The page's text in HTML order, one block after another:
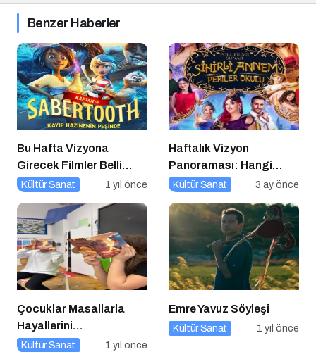
Benzer Haberler
Bu Hafta Vizyona
Girecek Filmler Belli
Oldu: Sinema Keyfi
Başlıyor!
Kültür Sanat 1 yıl önce
Haftalık Vizyon
Panoraması: Hangi
Filmi İzlemeli?
Kültür Sanat 3 ay önce
Çocuklar Masallarla
Hayallerini
Gerçekleştiriyor!
Kültür Sanat 1 yıl önce
Emre Yavuz Söyleşi
Kültür Sanat 1 yıl önce